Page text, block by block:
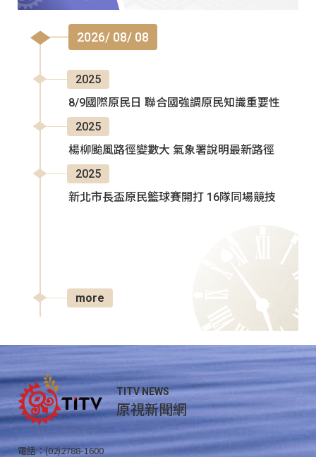
2026/ 08/ 08
2025
8/9國際原民日 聯合國強調原民知識重要性
2025
楊柳颱風路徑變數大 氣象署說明最新路徑
2025
新北市長盃原民籃球賽開打 16隊同場競技
more
TITV NEWS
原視新聞網
電話：(02)2788-1600